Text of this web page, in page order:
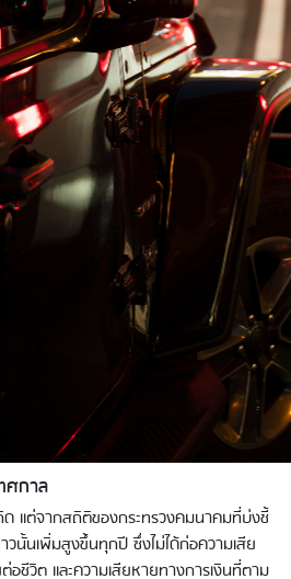
ศกาล
ด แต่จากสถิติของกระทรวงคมนาคมที่บ่งชี้
นั้นเพิ่มสูงขึ้นทุกปี ซึ่งไม่ได้ก่อความเสีย
ชีวิต และความเสียหายทางการเงินที่ตาม